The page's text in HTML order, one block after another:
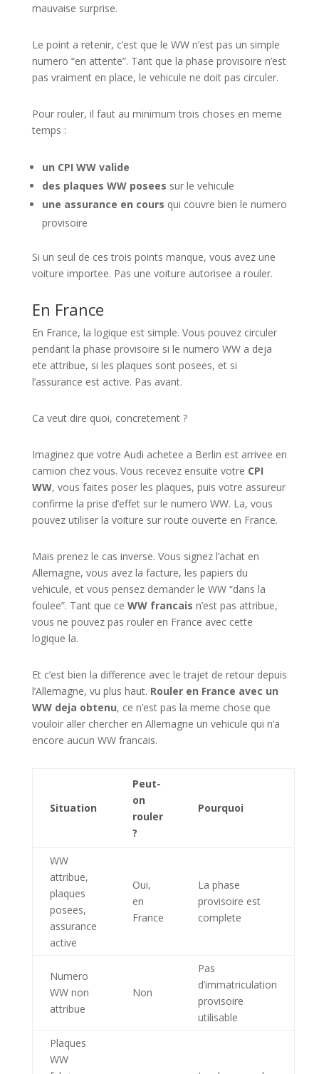
mauvaise surprise.
Le point a retenir, c’est que le WW n’est pas un simple
numero “en attente”. Tant que la phase provisoire n’est
pas vraiment en place, le vehicule ne doit pas circuler.
Pour rouler, il faut au minimum trois choses en meme
temps :
un CPI WW valide
des plaques WW posees sur le vehicule
une assurance en cours qui couvre bien le numero
provisoire
Si un seul de ces trois points manque, vous avez une
voiture importee. Pas une voiture autorisee a rouler.
En France
En France, la logique est simple. Vous pouvez circuler
pendant la phase provisoire si le numero WW a deja
ete attribue, si les plaques sont posees, et si
l’assurance est active. Pas avant.
Ca veut dire quoi, concretement ?
Imaginez que votre Audi achetee a Berlin est arrivee en
camion chez vous. Vous recevez ensuite votre CPI
WW, vous faites poser les plaques, puis votre assureur
confirme la prise d’effet sur le numero WW. La, vous
pouvez utiliser la voiture sur route ouverte en France.
Mais prenez le cas inverse. Vous signez l’achat en
Allemagne, vous avez la facture, les papiers du
vehicule, et vous pensez demander le WW “dans la
foulee”. Tant que ce WW francais n’est pas attribue,
vous ne pouvez pas rouler en France avec cette
logique la.
Et c’est bien la difference avec le trajet de retour depuis
l’Allemagne, vu plus haut. Rouler en France avec un
WW deja obtenu, ce n’est pas la meme chose que
vouloir aller chercher en Allemagne un vehicule qui n’a
encore aucun WW francais.
Situation
Peut-
on
rouler
?
Pourquoi
WW
attribue,
plaques
posees,
assurance
active
Oui,
en
France
La phase
provisoire est
complete
Numero
WW non
attribue
Non
Pas
d’immatriculation
provisoire
utilisable
Plaques
WW